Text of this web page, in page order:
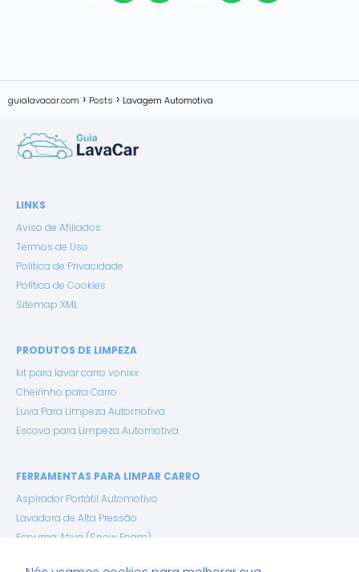
guialavacar.com Posts Lavagem Automotiva
LINKS
Aviso de Afiliados
Termos de Uso
Política de Privacidade
Política de Cookies
Sitemap XML
PRODUTOS DE LIMPEZA
kit para lavar carro vonixx
Cheirinho para Carro
Luva Para Limpeza Automotiva
Escova para Limpeza Automotiva
FERRAMENTAS PARA LIMPAR CARRO
Aspirador Portátil Automotivo
Lavadora de Alta Pressão
Espuma Ativa (Snow Foam)